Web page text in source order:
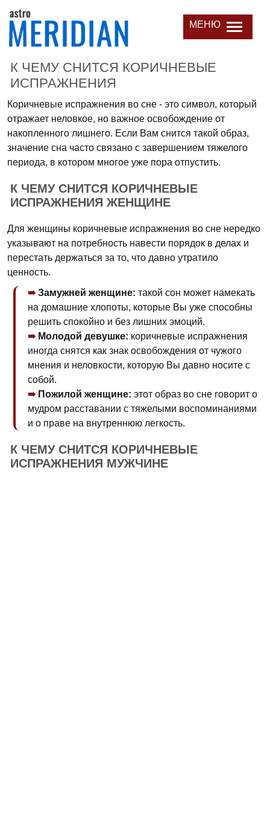
МЕНЮ
К ЧЕМУ СНИТСЯ КОРИЧНЕВЫЕ
ИСПРАЖНЕНИЯ
Коричневые испражнения во сне - это символ, который
отражает неловкое, но важное освобождение от
накопленного лишнего. Если Вам снится такой образ,
значение сна часто связано с завершением тяжелого
периода, в котором многое уже пора отпустить.
К ЧЕМУ СНИТСЯ КОРИЧНЕВЫЕ
ИСПРАЖНЕНИЯ ЖЕНЩИНЕ
Для женщины коричневые испражнения во сне нередко
указывают на потребность навести порядок в делах и
перестать держаться за то, что давно утратило
ценность.
Замужней женщине: такой сон может намекать
на домашние хлопоты, которые Вы уже способны
решить спокойно и без лишних эмоций.
Молодой девушке: коричневые испражнения
иногда снятся как знак освобождения от чужого
мнения и неловкости, которую Вы давно носите с
собой.
Пожилой женщине: этот образ во сне говорит о
мудром расставании с тяжелыми воспоминаниями
и о праве на внутреннюю легкость.
К ЧЕМУ СНИТСЯ КОРИЧНЕВЫЕ
ИСПРАЖНЕНИЯ МУЖЧИНЕ